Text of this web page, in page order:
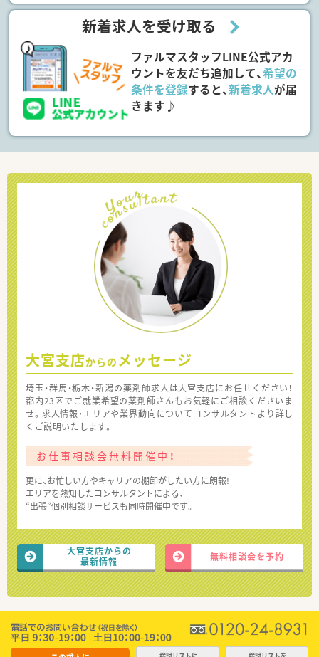
新着求人を受け取る
ファルマスタッフLINE公式アカ
ウントを友だち追加して、希望の
条件を登録すると、新着求人が届
きます♪
大宮支店からの メッセージ
埼玉・群馬・栃木・新潟の薬剤師求人は大宮支店にお任せください！
都内23区でご就業希望の薬剤師さんもお気軽にご相談くださいま
せ。求人情報・エリアや業界動向についてコンサルタントより詳し
くご説明いたします。
お仕事相談会無料開催中！
更に、お忙しい方やキャリアの棚卸がしたい方に朗報!
エリアを熟知したコンサルタントによる、
“出張”個別相談サービスも同時開催中です。
大宮支店からの
最新情報
無料相談会を予約